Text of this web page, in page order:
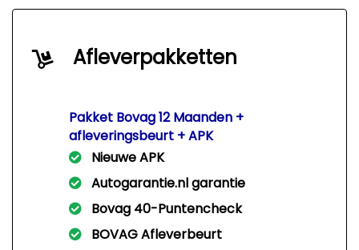
Afleverpakketten
Pakket Bovag 12 Maanden +
afleveringsbeurt + APK
Nieuwe APK
Autogarantie.nl garantie
Bovag 40-Puntencheck
BOVAG Afleverbeurt